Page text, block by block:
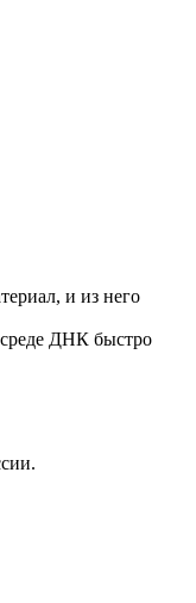
и из него
среде ДНК быстро